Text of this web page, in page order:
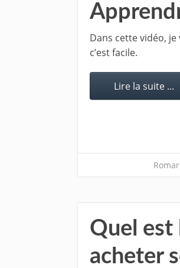
Dans cette vidéo,
c’est facile.
Lire la suite ...
Quel est
acheter